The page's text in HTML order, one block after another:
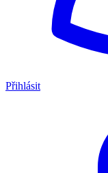
Přihlásit